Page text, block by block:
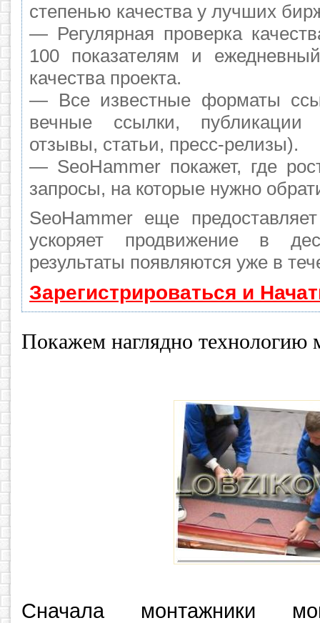
степенью качества у лучших
— Регулярная проверка
100 показателям и
качества проекта.
— Все известные форматы
вечные ссылки, публикации
отзывы, статьи, пресс-релизы).
— SeoHammer покажет, где
запросы, на которые нужно
SeoHammer еще
ускоряет продвижение в
результаты появляются уже в
Зарегистрироваться и
Покажем наглядно технологию
Сначала монтажники